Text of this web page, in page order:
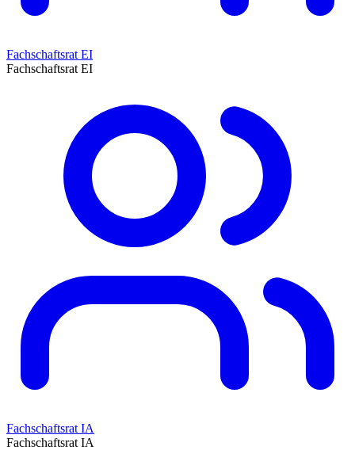
Fachschaftsrat EI
Fachschaftsrat EI
Fachschaftsrat IA
Fachschaftsrat IA